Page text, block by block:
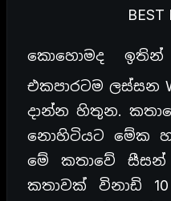
BEST
කොහොමද ඉතින්
එකපාරටම ලස්සන
දාන්න හිතුන.
නොහිටියට මේක
මේ කතාවේ
කතාවක් විනාඩි